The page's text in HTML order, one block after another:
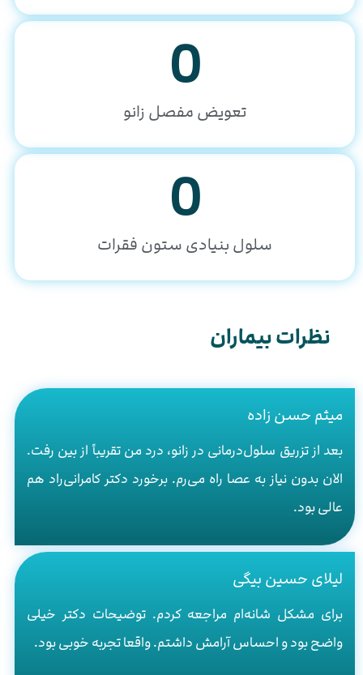
تعویض مفصل زانو
0
سلول بنیادی ستون فقرات
0
نظرات بیماران
میثم حسن زاده
بعد از تزریق سلول‌درمانی در زانو، درد من تقریباً از بین رفت.
الان بدون نیاز به عصا راه می‌رم. برخورد دکتر کامرانی‌راد هم
عالی بود.
لیلای حسین بیگی
برای مشکل شانه‌ام مراجعه کردم. توضیحات دکتر خیلی
واضح بود و احساس آرامش داشتم. واقعا تجربه خوبی بود.